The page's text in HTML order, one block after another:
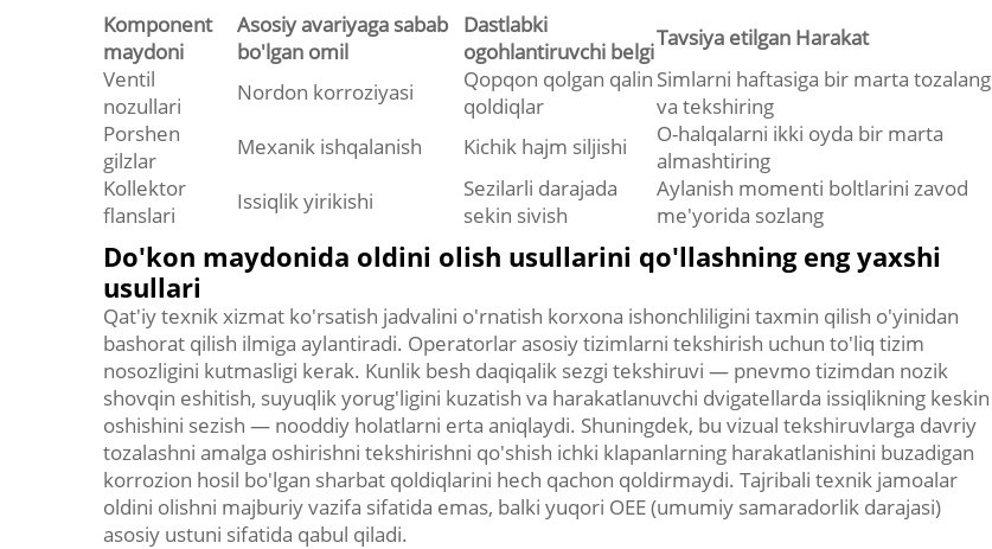
Komponent
maydoni
Asosiy avariyaga sabab
bo'lgan omil
Dastlabki
ogohlantiruvchi belgi
Tavsiya etilgan Harakat
Ventil
nozullari
Nordon korroziyasi
Qopqon qolgan qalin
qoldiqlar
Simlarni haftasiga bir marta tozalang
va tekshiring
Porshen
gilzlar
Mexanik ishqalanish Kichik hajm siljishi
O-halqalarni ikki oyda bir marta
almashtiring
Kollektor
flanslari
Issiqlik yirikishi
Sezilarli darajada
sekin sivish
Aylanish momenti boltlarini zavod
me'yorida sozlang
Do'kon maydonida oldini olish usullarini qo'llashning eng yaxshi
usullari
Qat'iy texnik xizmat ko'rsatish jadvalini o'rnatish korxona ishonchliligini taxmin qilish o'yinidan
bashorat qilish ilmiga aylantiradi. Operatorlar asosiy tizimlarni tekshirish uchun to'liq tizim
nosozligini kutmasligi kerak. Kunlik besh daqiqalik sezgi tekshiruvi — pnevmo tizimdan nozik
shovqin eshitish, suyuqlik yorug'ligini kuzatish va harakatlanuvchi dvigatellarda issiqlikning keskin
oshishini sezish — nooddiy holatlarni erta aniqlaydi. Shuningdek, bu vizual tekshiruvlarga davriy
tozalashni amalga oshirishni tekshirishni qo'shish ichki klapanlarning harakatlanishini buzadigan
korrozion hosil bo'lgan sharbat qoldiqlarini hech qachon qoldirmaydi. Tajribali texnik jamoalar
oldini olishni majburiy vazifa sifatida emas, balki yuqori OEE (umumiy samaradorlik darajasi)
asosiy ustuni sifatida qabul qiladi.